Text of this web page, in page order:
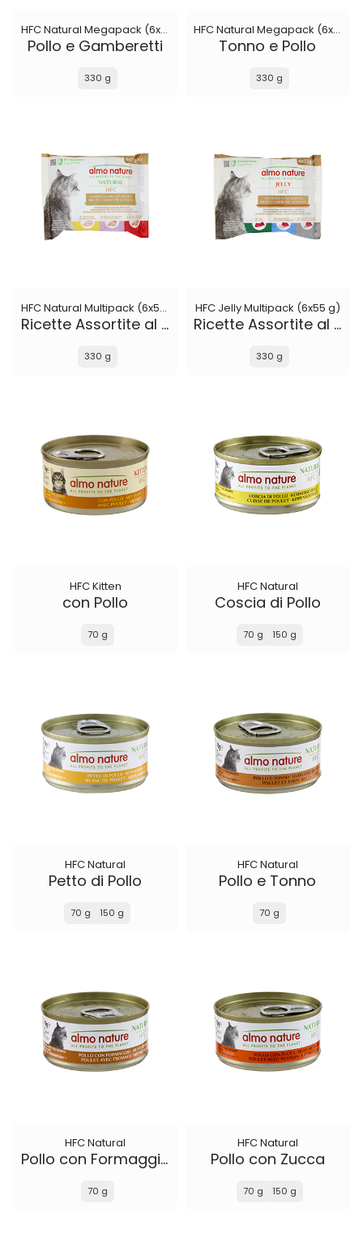
HFC Natural Megapack (6x55 g)
Pollo e Gamberetti
330 g
HFC Natural Megapack (6x55 g)
Tonno e Pollo
330 g
HFC Natural Multipack (6x55 g)
Ricette Assortite al Pollo
330 g
HFC Jelly Multipack (6x55 g)
Ricette Assortite al Tonno
330 g
HFC Kitten
con Pollo
70 g
HFC Natural
Coscia di Pollo
70 g 150 g
HFC Natural
Petto di Pollo
70 g 150 g
HFC Natural
Pollo e Tonno
70 g
HFC Natural
Pollo con Formaggio
70 g
HFC Natural
Pollo con Zucca
70 g 150 g